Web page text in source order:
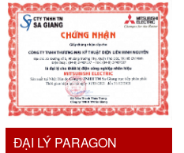
ĐẠI LÝ PARAGON